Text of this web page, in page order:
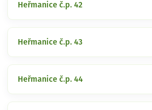
Heřmanice č.p. 42
Heřmanice č.p. 43
Heřmanice č.p. 44